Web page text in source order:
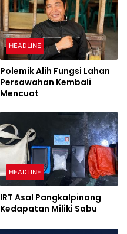
HEADLINE
Polemik Alih Fungsi Lahan
Persawahan Kembali
Mencuat
HEADLINE
IRT Asal Pangkalpinang
Kedapatan Miliki Sabu